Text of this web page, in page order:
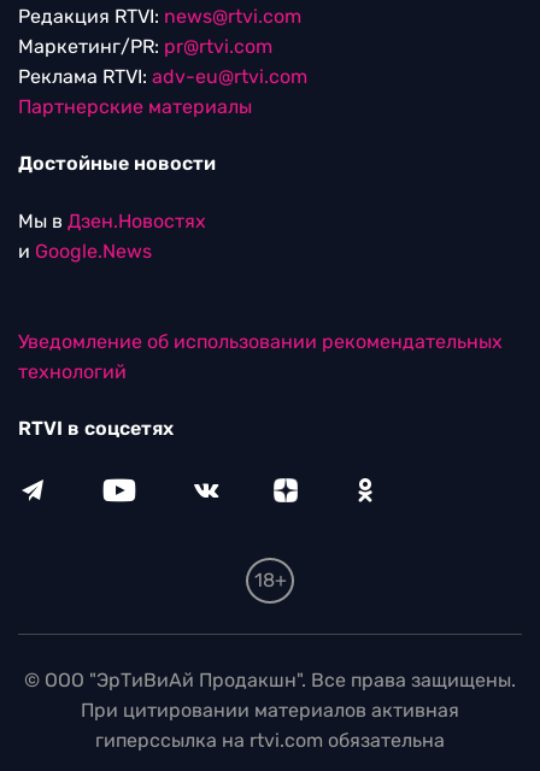
Редакция RTVI: news@rtvi.com
Маркетинг/PR: pr@rtvi.com
Реклама RTVI: adv-eu@rtvi.com
Партнерские материалы
Достойные новости
Мы в Дзен.Новостях
и Google.News
Уведомление об использовании рекомендательных
технологий
RTVI в соцсетях
18+
© ООО "ЭрТиВиАй Продакшн". Все права защищены.
При цитировании материалов активная
гиперссылка на rtvi.com обязательна